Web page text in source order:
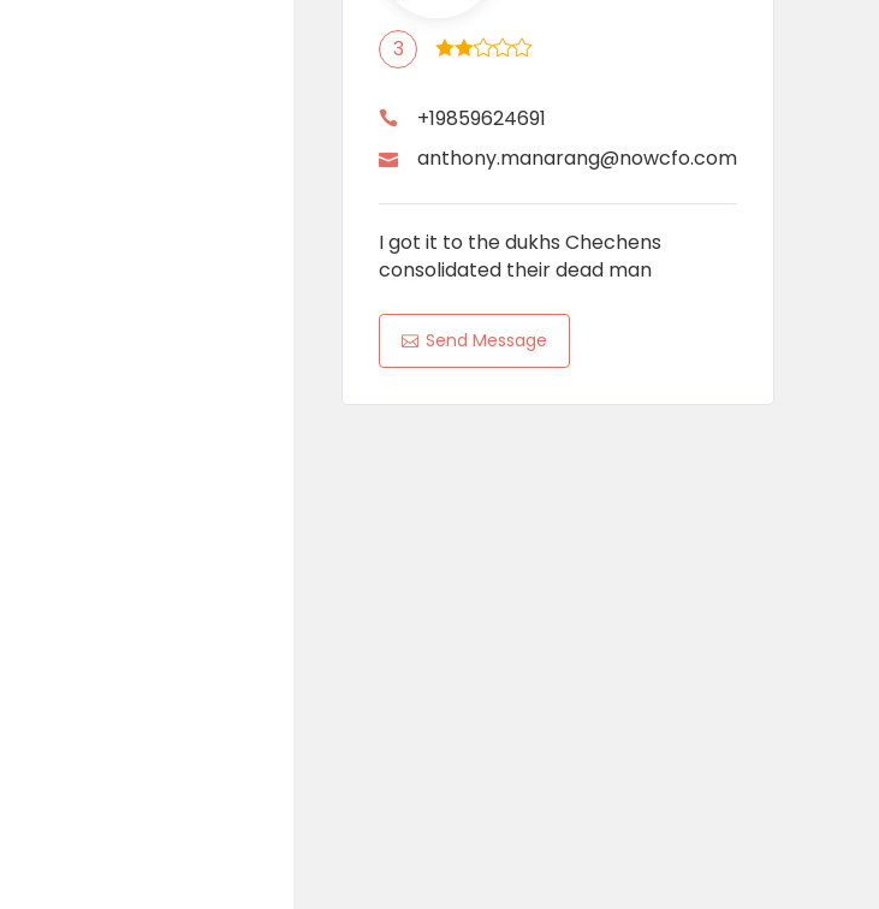
3
+19859624691
anthony.manarang@nowcfo.com
I got it to the dukhs Chechens
consolidated their dead man
Send Message